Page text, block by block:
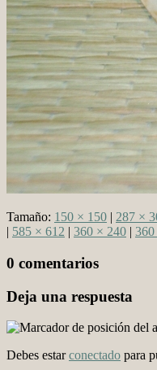
Tamaño: 150 × 150 | 287 ×
| 585 × 612 | 360 × 240 |
0 comentarios
Deja una respuesta
Debes estarconectado para